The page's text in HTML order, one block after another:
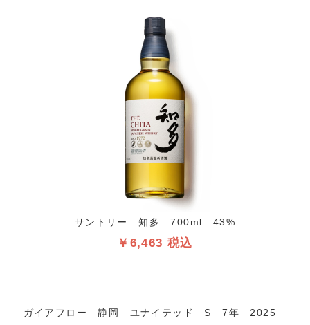
サントリー 知多 700ml 43%
￥6,463 税込
ガイアフロー 静岡 ユナイテッド S 7年 2025